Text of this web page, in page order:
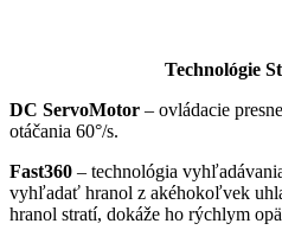
Technológie
DC ServoMotor – ovládacie
otáčania 60°/s.
Fast360 – technológia
vyhľadať hranol z akéhokoľvek
hranol stratí, dokáže ho rýchlym